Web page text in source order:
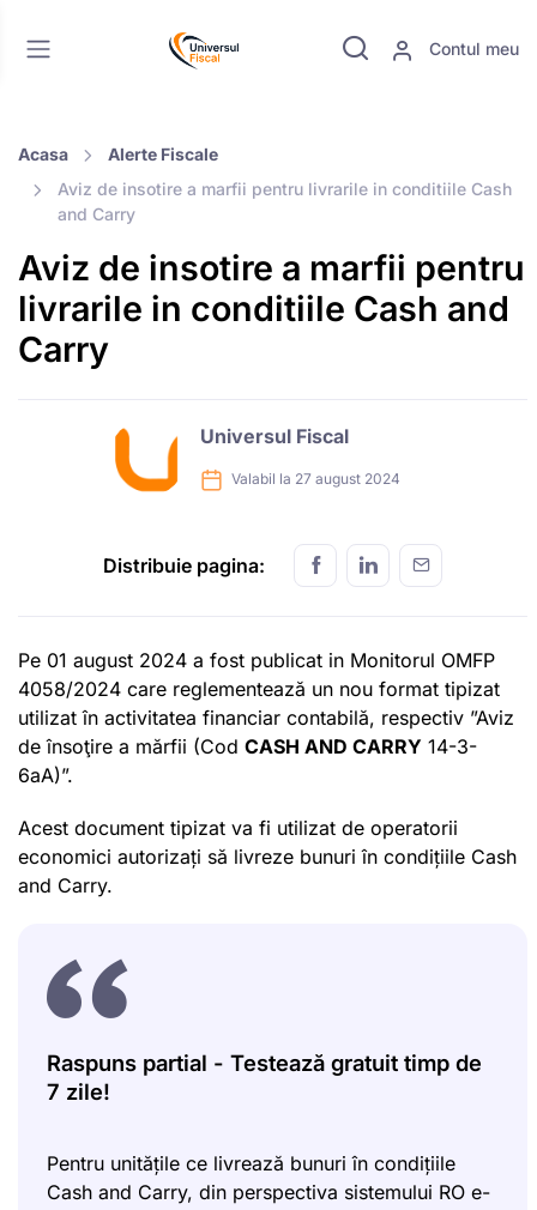
Contul meu
Acasa
Alerte Fiscale
Aviz de insotire a marfii pentru livrarile in conditiile Cash
and Carry
Aviz de insotire a marfii pentru
livrarile in conditiile Cash and
Carry
Universul Fiscal
Valabil la 27 august 2024
Distribuie pagina:
Pe 01 august 2024 a fost publicat in Monitorul OMFP
4058/2024 care reglementează un nou format tipizat
utilizat în activitatea financiar contabilă, respectiv ”Aviz
de însoţire a mărfii (Cod CASH AND CARRY 14-3-
6aA)”.
Acest document tipizat va fi utilizat de operatorii
economici autorizați să livreze bunuri în condițiile Cash
and Carry.
Raspuns partial - Testează gratuit timp de
7 zile!
Pentru unitățile ce livrează bunuri în condițiile
Cash and Carry, din perspectiva sistemului RO e-